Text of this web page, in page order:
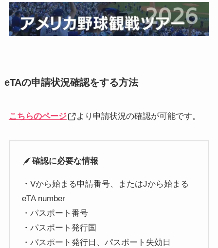
eTAの申請状況確認をする方法
こちらのページ より申請状況の確認が可能です。
確認に必要な情報
・Vから始まる申請番号、またはJから始まる
eTA number
・パスポート番号
・パスポート発行国
・パスポート発行日、パスポート失効日